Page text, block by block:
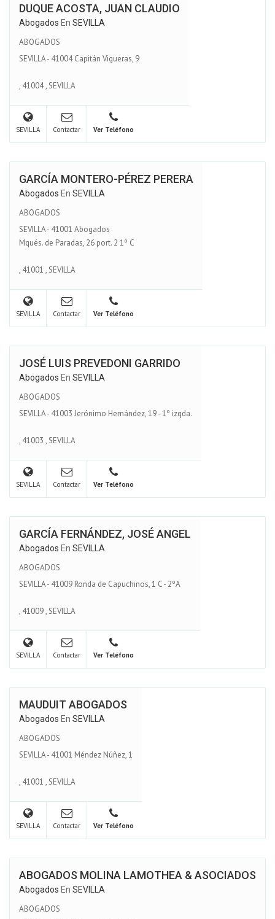
DUQUE ACOSTA, JUAN CLAUDIO
Abogados En SEVILLA
ABOGADOS
SEVILLA - 41004 Capitán Vigueras, 9
, 41004,SEVILLA
SEVILLA Contactar Ver Teléfono
GARCÍA MONTERO-PÉREZ PERERA
Abogados En SEVILLA
ABOGADOS
SEVILLA - 41001 Abogados
Mqués. de Paradas, 26 port. 2 1º C
, 41001 ,SEVILLA
SEVILLA Contactar Ver Teléfono
JOSÉ LUIS PREVEDONI GARRIDO
Abogados En SEVILLA
ABOGADOS
SEVILLA - 41003 Jerónimo Hernández, 19 - 1º izqda.
, 41003 ,SEVILLA
SEVILLA Contactar Ver Teléfono
GARCÍA FERNÁNDEZ, JOSÉ ANGEL
Abogados En SEVILLA
ABOGADOS
SEVILLA - 41009 Ronda de Capuchinos, 1 C - 2ºA
, 41009,SEVILLA
SEVILLA Contactar Ver Teléfono
MAUDUIT ABOGADOS
Abogados En SEVILLA
ABOGADOS
SEVILLA - 41001 Méndez Núñez, 1
, 41001 ,SEVILLA
SEVILLA Contactar Ver Teléfono
ABOGADOS MOLINA LAMOTHEA & ASOCIADOS
Abogados En SEVILLA
ABOGADOS